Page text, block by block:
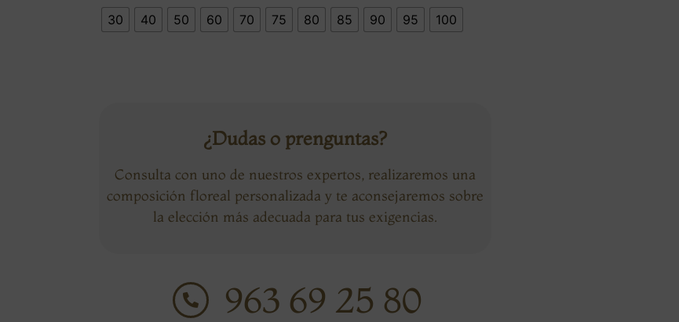
30 40 50 60 70 75 80 85 90 95 100
¿Dudas o prenguntas?
Consulta con uno de nuestros expertos, realizaremos una
composición floreal personalizada y te aconsejaremos sobre
la elección más adecuada para tus exigencias.
963 69 25 80